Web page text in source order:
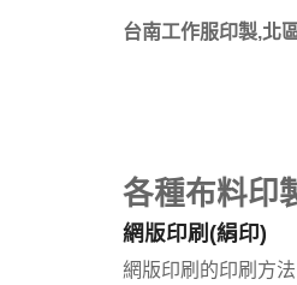
台南工作服印製,北
各種布料印
網版印刷(絹印)
網版印刷的印刷方